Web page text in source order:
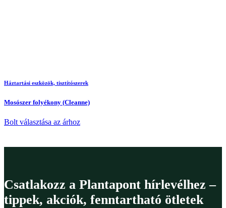
Háztartási eszközök, tisztítószerek
Mosószer folyékony (Cleanne)
Bolt választása az árhoz
Csatlakozz a Plantapont hírlevélhez –
tippek, akciók, fenntartható ötletek